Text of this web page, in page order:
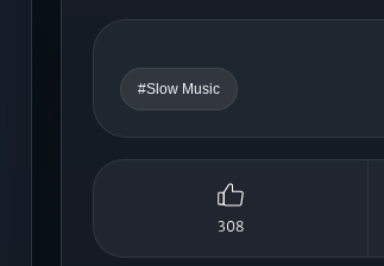
#Slow Music
308